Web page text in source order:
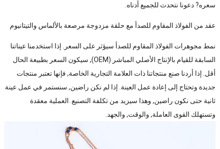
سعره? دعونا نتحدث للجميع أدناه.
عقد من الفولاذ المقاوم للصدأ مع حلقة مزدوجة مرصعة بالألماس والتيتانيوم
نمط مجوهرات الفولاذ المقاوم للصدأ سيؤثر على السعر. إذا استخدمنا عيناتنا
السابقة للقيام بالإنتاج الأصلي المباشر (OEM), سيكون السعر بطبيعة الحال
أقل. إذا أردنا صنع منتجاتنا ذات العلامة التجارية الخاصة, فإنها تعتبر منتجات
جديدة وتحتاج إلى إعادة عمل العينة. إذا لم نكن راضين, سنستمر في عمل عينة
ثانية حتى نكون راضين, وهذا سيزيد من تكلفة التصنيع. العملية معقدة
وتستهلك القوى العاملة, والوقت, والجهد.